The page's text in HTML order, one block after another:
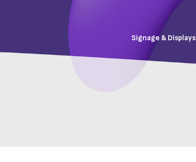
Signage & Displays